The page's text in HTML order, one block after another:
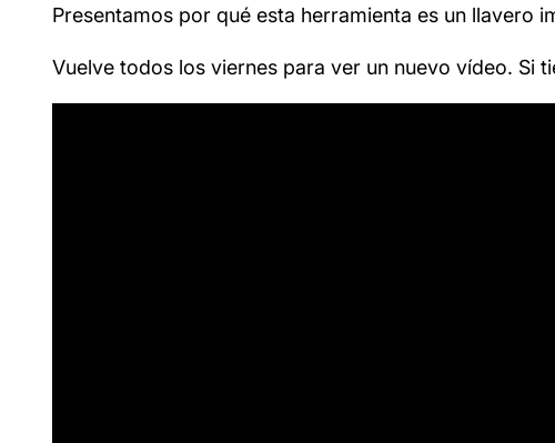
Presentamos por qué esta herramienta es un llavero
Vuelve todos los viernes para ver un nuevo vídeo. Si